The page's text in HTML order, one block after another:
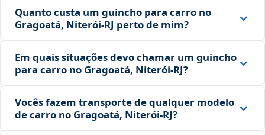
Quanto custa um guincho para carro no
Gragoatá, Niterói‑RJ perto de mim?
Em quais situações devo chamar um guincho
para carro no Gragoatá, Niterói‑RJ?
Vocês fazem transporte de qualquer modelo
de carro no Gragoatá, Niterói‑RJ?